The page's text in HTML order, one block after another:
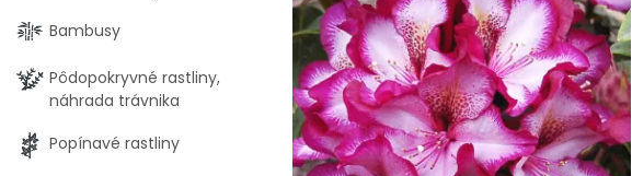
Bambusy
Pôdopokryvné rastliny,
náhrada trávnika
Popínavé rastliny